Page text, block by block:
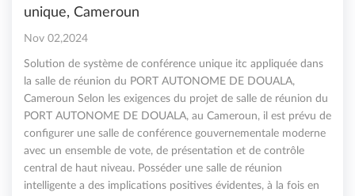
unique, Cameroun
Nov 02,2024
Solution de système de conférence unique itc appliquée dans
la salle de réunion du PORT AUTONOME DE DOUALA,
Cameroun Selon les exigences du projet de salle de réunion du
PORT AUTONOME DE DOUALA, au Cameroun, il est prévu de
configurer une salle de conférence gouvernementale moderne
avec un ensemble de vote, de présentation et de contrôle
central de haut niveau. Posséder une salle de réunion
intelligente a des implications positives évidentes, à la fois en